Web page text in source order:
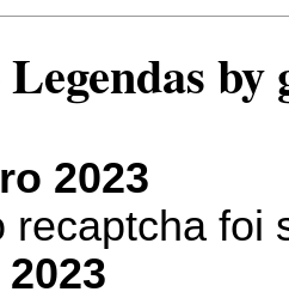
by
2023
recaptcha foi